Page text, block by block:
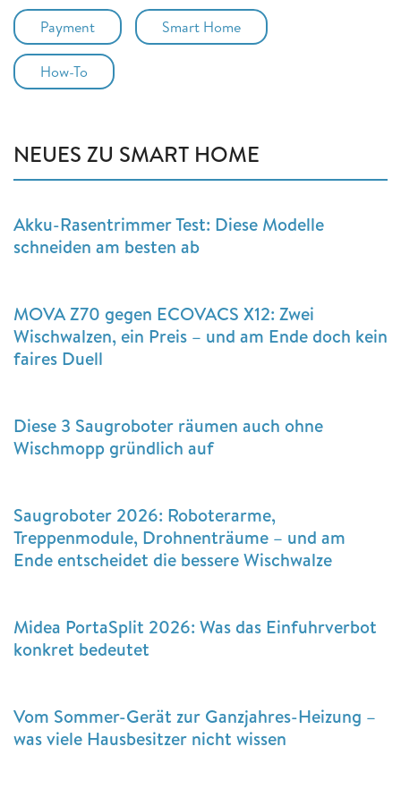
Payment Smart Home
How-To
NEUES ZU SMART HOME
Akku-Rasentrimmer Test: Diese Modelle
schneiden am besten ab
MOVA Z70 gegen ECOVACS X12: Zwei
Wischwalzen, ein Preis – und am Ende doch kein
faires Duell
Diese 3 Saugroboter räumen auch ohne
Wischmopp gründlich auf
Saugroboter 2026: Roboterarme,
Treppenmodule, Drohnenträume – und am
Ende entscheidet die bessere Wischwalze
Midea PortaSplit 2026: Was das Einfuhrverbot
konkret bedeutet
Vom Sommer-Gerät zur Ganzjahres-Heizung –
was viele Hausbesitzer nicht wissen